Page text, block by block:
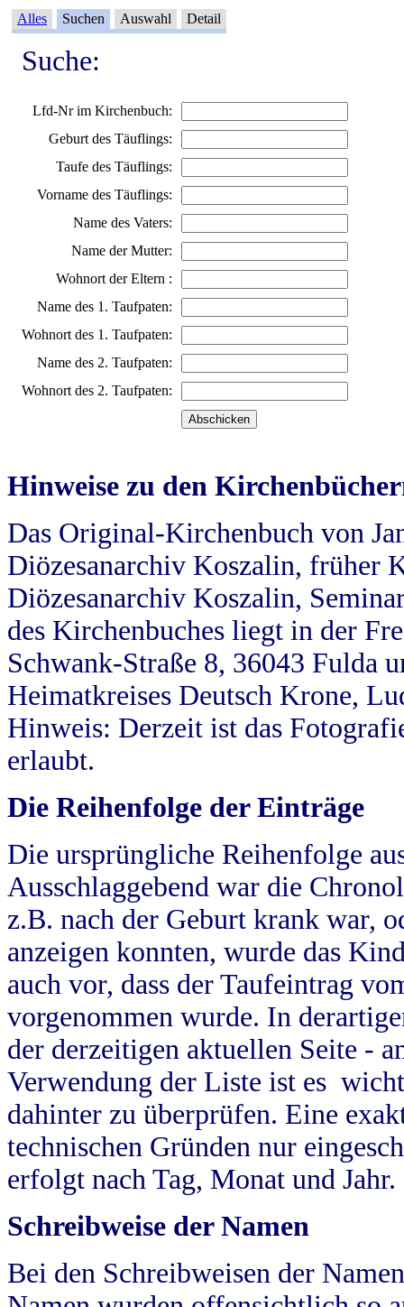
Alles Suchen Auswahl Detail
Suche:
Lfd-Nr im Kirchenbuch:
Geburt des Täuflings:
Taufe des Täuflings:
Vorname des Täuflings:
Name des Vaters:
Name der Mutter:
Wohnort der Eltern :
Name des 1. Taufpaten:
Wohnort des 1. Taufpaten:
Name des 2. Taufpaten:
Wohnort des 2. Taufpaten:
Hinweise zu den
Das Original-Kirchenbuch von
Diözesanarchiv Koszalin, früher
Diözesanarchiv Koszalin,
des Kirchenbuches liegt in der
Schwank-Straße 8, 36043 Fulda
Heimatkreises Deutsch Krone,
Hinweis: Derzeit ist das
erlaubt.
Die Reihenfolge der Einträge
Die ursprüngliche Reihenfolge
Ausschlaggebend war die
z.B. nach der Geburt krank war,
anzeigen konnten, wurde das
auch vor, dass der Taufeintrag
vorgenommen wurde. In
der derzeitigen aktuellen Seite -
Verwendung der Liste ist es
dahinter zu überprüfen. Eine
technischen Gründen nur
erfolgt nach Tag, Monat und Jahr.
Schreibweise der Namen
Bei den Schreibweisen der